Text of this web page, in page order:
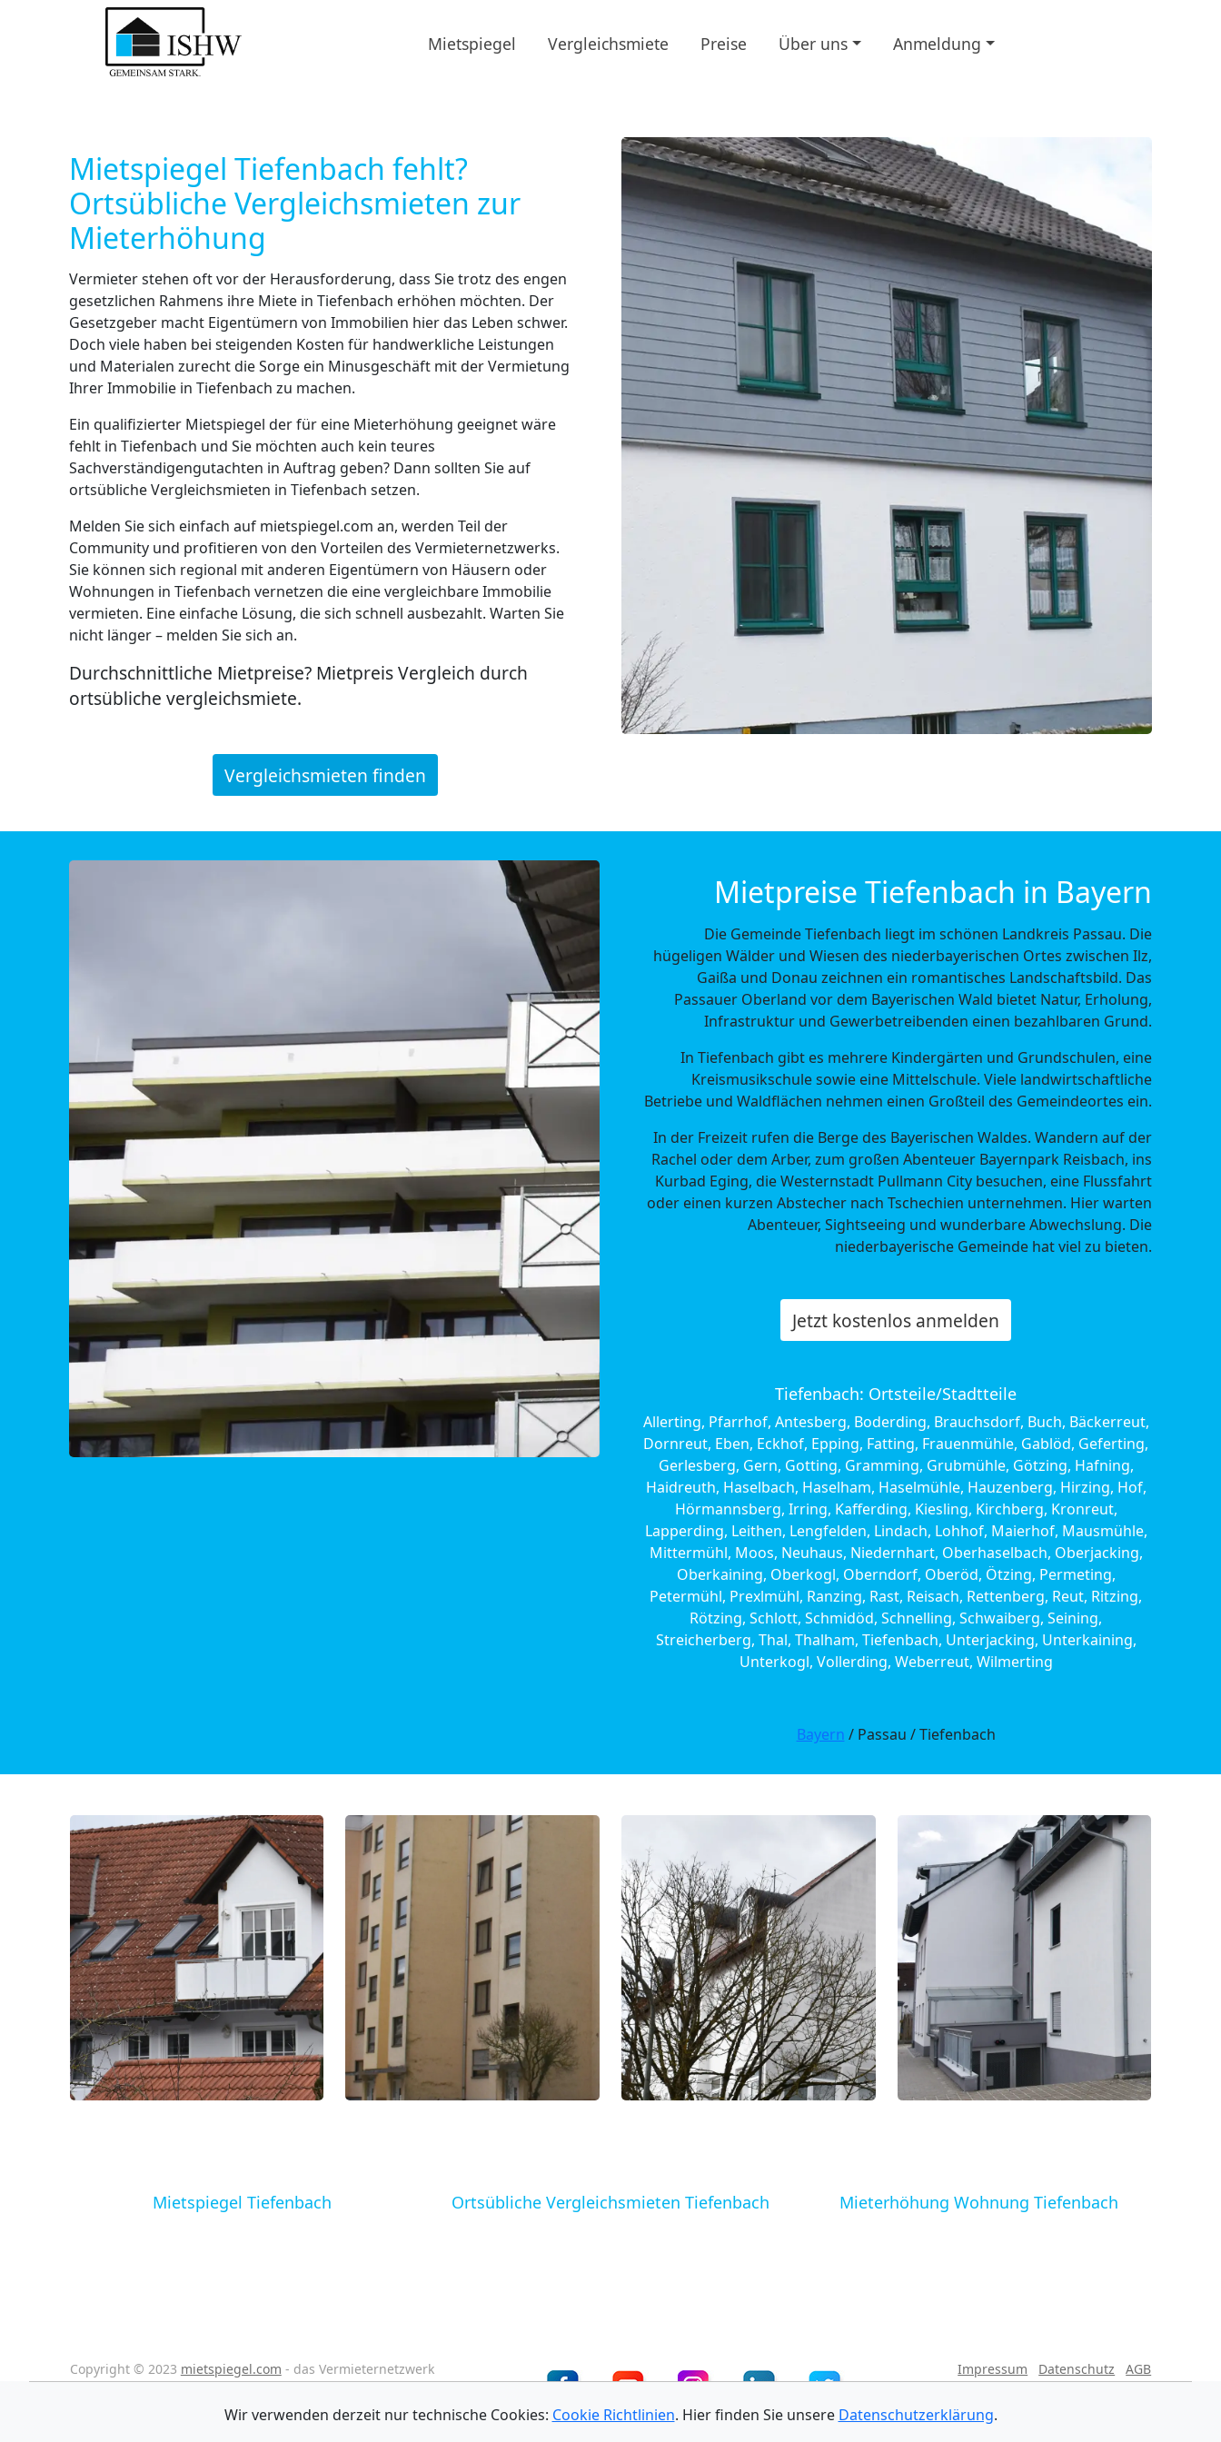
Mietspiegel Vergleichsmiete Preise Über uns Anmeldung
Mietspiegel Tiefenbach fehlt?
Ortsübliche Vergleichsmieten zur
Mieterhöhung
Vermieter stehen oft vor der Herausforderung, dass Sie trotz des engen
gesetzlichen Rahmens ihre Miete in Tiefenbach erhöhen möchten. Der
Gesetzgeber macht Eigentümern von Immobilien hier das Leben schwer.
Doch viele haben bei steigenden Kosten für handwerkliche Leistungen
und Materialen zurecht die Sorge ein Minusgeschäft mit der Vermietung
Ihrer Immobilie in Tiefenbach zu machen.
Ein qualifizierter Mietspiegel der für eine Mieterhöhung geeignet wäre
fehlt in Tiefenbach und Sie möchten auch kein teures
Sachverständigengutachten in Auftrag geben? Dann sollten Sie auf
ortsübliche Vergleichsmieten in Tiefenbach setzen.
Melden Sie sich einfach auf mietspiegel.com an, werden Teil der
Community und profitieren von den Vorteilen des Vermieternetzwerks.
Sie können sich regional mit anderen Eigentümern von Häusern oder
Wohnungen in Tiefenbach vernetzen die eine vergleichbare Immobilie
vermieten. Eine einfache Lösung, die sich schnell ausbezahlt. Warten Sie
nicht länger – melden Sie sich an.
Durchschnittliche Mietpreise? Mietpreis Vergleich durch
ortsübliche vergleichsmiete.
Vergleichsmieten finden
Mietpreise Tiefenbach in Bayern
Die Gemeinde Tiefenbach liegt im schönen Landkreis Passau. Die
hügeligen Wälder und Wiesen des niederbayerischen Ortes zwischen Ilz,
Gaißa und Donau zeichnen ein romantisches Landschaftsbild. Das
Passauer Oberland vor dem Bayerischen Wald bietet Natur, Erholung,
Infrastruktur und Gewerbetreibenden einen bezahlbaren Grund.
In Tiefenbach gibt es mehrere Kindergärten und Grundschulen, eine
Kreismusikschule sowie eine Mittelschule. Viele landwirtschaftliche
Betriebe und Waldflächen nehmen einen Großteil des Gemeindeortes ein.
In der Freizeit rufen die Berge des Bayerischen Waldes. Wandern auf der
Rachel oder dem Arber, zum großen Abenteuer Bayernpark Reisbach, ins
Kurbad Eging, die Westernstadt Pullmann City besuchen, eine Flussfahrt
oder einen kurzen Abstecher nach Tschechien unternehmen. Hier warten
Abenteuer, Sightseeing und wunderbare Abwechslung. Die
niederbayerische Gemeinde hat viel zu bieten.
Jetzt kostenlos anmelden
Tiefenbach: Ortsteile/Stadtteile
Allerting, Pfarrhof, Antesberg, Boderding, Brauchsdorf, Buch, Bäckerreut,
Dornreut, Eben, Eckhof, Epping, Fatting, Frauenmühle, Gablöd, Geferting,
Gerlesberg, Gern, Gotting, Gramming, Grubmühle, Götzing, Hafning,
Haidreuth, Haselbach, Haselham, Haselmühle, Hauzenberg, Hirzing, Hof,
Hörmannsberg, Irring, Kafferding, Kiesling, Kirchberg, Kronreut,
Lapperding, Leithen, Lengfelden, Lindach, Lohhof, Maierhof, Mausmühle,
Mittermühl, Moos, Neuhaus, Niedernhart, Oberhaselbach, Oberjacking,
Oberkaining, Oberkogl, Oberndorf, Oberöd, Ötzing, Permeting,
Petermühl, Prexlmühl, Ranzing, Rast, Reisach, Rettenberg, Reut, Ritzing,
Rötzing, Schlott, Schmidöd, Schnelling, Schwaiberg, Seining,
Streicherberg, Thal, Thalham, Tiefenbach, Unterjacking, Unterkaining,
Unterkogl, Vollerding, Weberreut, Wilmerting
Bayern / Passau / Tiefenbach
Mietspiegel Tiefenbach Ortsübliche Vergleichsmieten Tiefenbach Mieterhöhung Wohnung Tiefenbach
Copyright © 2023 mietspiegel.com - das Vermieternetzwerk Impressum Datenschutz AGB
Wir verwenden derzeit nur technische Cookies: Cookie Richtlinien. Hier finden Sie unsere Datenschutzerklärung.